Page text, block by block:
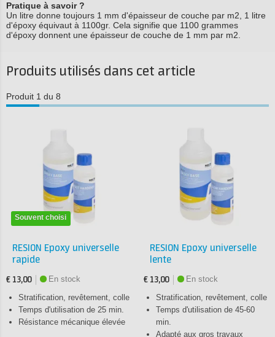
Pratique à savoir ?
Un litre donne toujours 1 mm d'épaisseur de couche par m2, 1 litre
d'époxy équivaut à 1100gr. Cela signifie que 1100 grammes
d'époxy donnent une épaisseur de couche de 1 mm par m2.
Produits utilisés dans cet article
Produit 1 du 8
Souvent choisi
RESION Epoxy universelle
rapide
€ 13,00
En stock
Stratification, revêtement, colle
Temps d'utilisation de 25 min.
Résistance mécanique élevée
RESION Epoxy universelle
lente
€ 13,00
En stock
Stratification, revêtement, colle
Temps d'utilisation de 45-60
min.
Adapté aux gros travaux